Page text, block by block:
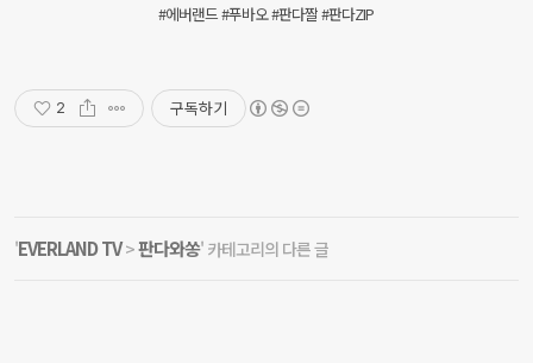
#에버랜드 #푸바오 #판다짤 #판다ZIP
2 구독하기
'EVERLAND TV>판다와쏭' 카테고리의 다른 글